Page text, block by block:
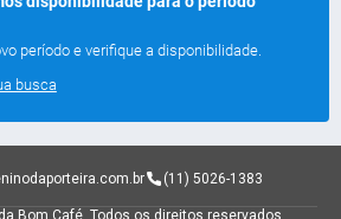
período e verifique a disponibilidade.
busca
(11) 5026-1383
Bom Café. Todos os direitos reservados.